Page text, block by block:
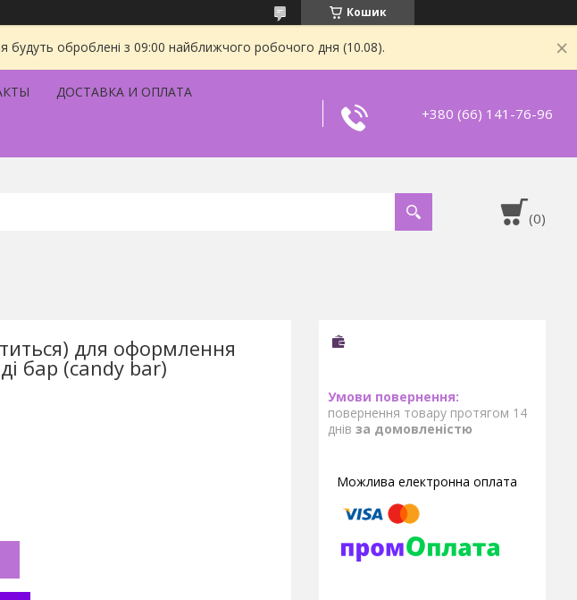
Кошик
будуть оброблені з 09:00 найближчого робочого дня (10.08).
ДОСТАВКА И ОПЛАТА
+380 (66) 141-76-96
для оформлення
бар (candy bar)
повернення товару протягом 14
днів за домовленістю